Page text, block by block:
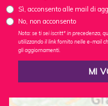
Sì, acconsento alle mail di
No, non acconsento
Nota: se ti sei iscritt* in precedenza,
utilizzando il link fornito nelle e-mail
gli aggiornamenti.